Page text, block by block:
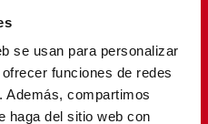
se usan para personalizar
funciones de redes
Además, compartimos
haga del sitio web con
vidas